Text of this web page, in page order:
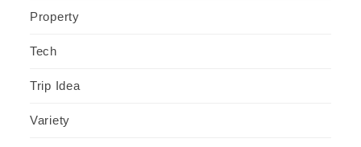
Property
Tech
Trip Idea
Variety